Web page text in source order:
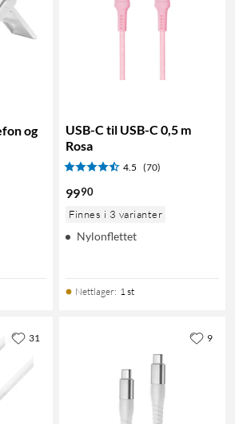
og
USB-C til USB-C 0,5 m
Rosa
4.5 (70)
9990
Finnes i 3 varianter
Nylonflettet
Nettlager: 1 st
31 9